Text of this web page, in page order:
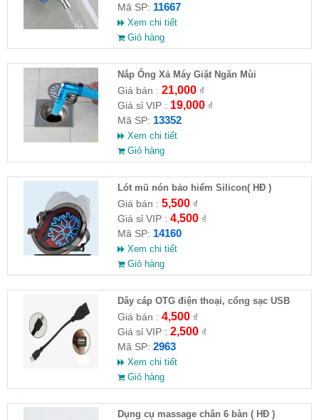
Mã SP: 11667
Xem chi tiết
Giỏ hàng
Nắp Ống Xả Máy Giặt Ngăn Mùi
Giá bán : 21,000₫
Giá sỉ VIP : 19,000₫
Mã SP: 13352
Xem chi tiết
Giỏ hàng
Lót mũ nón bảo hiểm Silicon( HĐ )
Giá bán : 5,500₫
Giá sỉ VIP : 4,500₫
Mã SP: 14160
Xem chi tiết
Giỏ hàng
Dây cáp OTG điện thoại, cổng sạc USB
Giá bán : 4,500₫
Giá sỉ VIP : 2,500₫
Mã SP: 2963
Xem chi tiết
Giỏ hàng
Dụng cụ massage chân 6 bàn ( HĐ )